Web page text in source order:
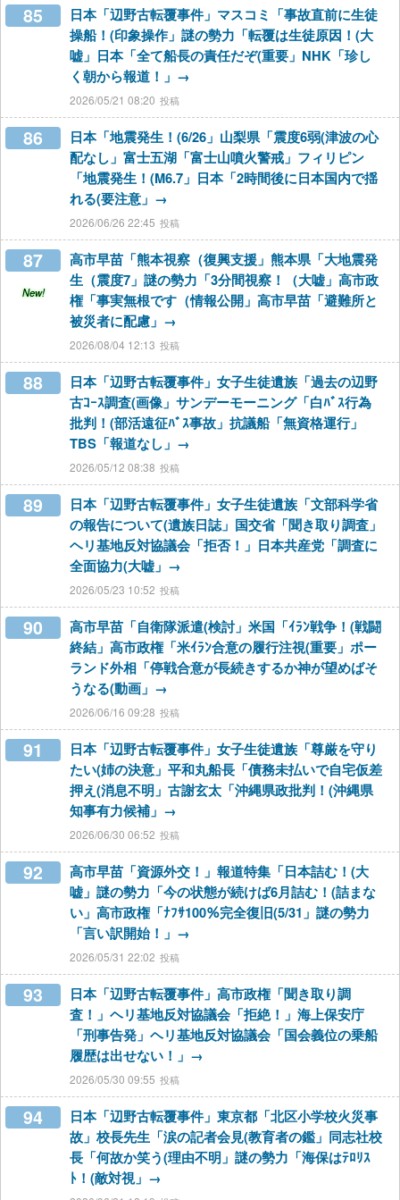
85
日本「辺野古転覆事件」マスコミ「事故直前に生徒
操船！(印象操作」謎の勢力「転覆は生徒原因！(大
嘘」日本「全て船長の責任だぞ(重要」NHK「珍し
く朝から報道！」→
2026/05/21 08:20
86
日本「地震発生！(6/26」山梨県「震度6弱(津波の心
配なし」富士五湖「富士山噴火警戒」フィリピン
「地震発生！(M6.7」日本「2時間後に日本国内で揺
れる(要注意」→
2026/06/26 22:45
87
New!
高市早苗「熊本視察（復興支援」熊本県「大地震発
生（震度7」謎の勢力「3分間視察！（大嘘」高市政
権「事実無根です（情報公開」高市早苗「避難所と
被災者に配慮」→
2026/08/04 12:13
88
日本「辺野古転覆事件」女子生徒遺族「過去の辺野
古ｺｰｽ調査(画像」サンデーモーニング「白ﾊﾞｽ行為
批判！(部活遠征ﾊﾞｽ事故」抗議船「無資格運行」
TBS「報道なし」→
2026/05/12 08:38
89
日本「辺野古転覆事件」女子生徒遺族「文部科学省
の報告について(遺族日誌」国交省「聞き取り調査」
ヘリ基地反対協議会「拒否！」日本共産党「調査に
全面協力(大嘘」→
2026/05/23 10:52
90
高市早苗「自衛隊派遣(検討」米国「ｲﾗﾝ戦争！(戦闘
終結」高市政権「米ｲﾗﾝ合意の履行注視(重要」ポー
ランド外相「停戦合意が長続きするか神が望めばそ
うなる(動画」→
2026/06/16 09:28
91
日本「辺野古転覆事件」女子生徒遺族「尊厳を守り
たい(姉の決意」平和丸船長「債務未払いで自宅仮差
押え(消息不明」古謝玄太「沖縄県政批判！(沖縄県
知事有力候補」→
2026/06/30 06:52
92
高市早苗「資源外交！」報道特集「日本詰む！(大
嘘」謎の勢力「今の状態が続けば6月詰む！(詰まな
い」高市政権「ﾅﾌｻ100％完全復旧(5/31」謎の勢力
「言い訳開始！」→
2026/05/31 22:02
93
日本「辺野古転覆事件」高市政権「聞き取り調
査！」ヘリ基地反対協議会「拒絶！」海上保安庁
「刑事告発」ヘリ基地反対協議会「国会義位の乗船
履歴は出せない！」→
2026/05/30 09:55
94
日本「辺野古転覆事件」東京都「北区小学校火災事
故」校長先生「涙の記者会見(教育者の鑑」同志社校
長「何故か笑う(理由不明」謎の勢力「海保はﾃﾛﾘｽ
ﾄ！(敵対視」→